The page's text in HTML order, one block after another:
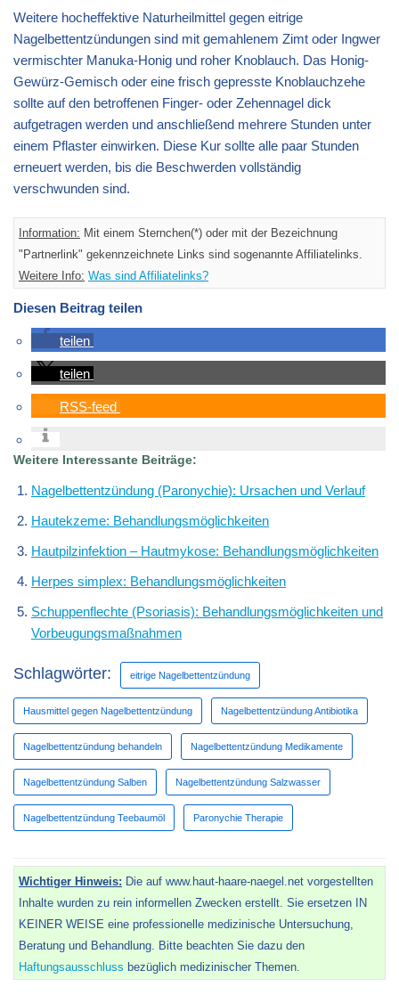
Weitere hocheffektive Naturheilmittel gegen eitrige
Nagelbettentzündungen sind mit gemahlenem Zimt oder Ingwer
vermischter Manuka-Honig und roher Knoblauch. Das Honig-
Gewürz-Gemisch oder eine frisch gepresste Knoblauchzehe
sollte auf den betroffenen Finger- oder Zehennagel dick
aufgetragen werden und anschließend mehrere Stunden unter
einem Pflaster einwirken. Diese Kur sollte alle paar Stunden
erneuert werden, bis die Beschwerden vollständig
verschwunden sind.
Information: Mit einem Sternchen(*) oder mit der Bezeichnung
"Partnerlink" gekennzeichnete Links sind sogenannte Affiliatelinks.
Weitere Info: Was sind Affiliatelinks?
Diesen Beitrag teilen
teilen
teilen
RSS-feed
Weitere Interessante Beiträge:
Nagelbettentzündung (Paronychie): Ursachen und Verlauf
Hautekzeme: Behandlungsmöglichkeiten
Hautpilzinfektion – Hautmykose: Behandlungsmöglichkeiten
Herpes simplex: Behandlungsmöglichkeiten
Schuppenflechte (Psoriasis): Behandlungsmöglichkeiten und
Vorbeugungsmaßnahmen
Schlagwörter: eitrige Nagelbettentzündung
Hausmittel gegen Nagelbettentzündung Nagelbettentzündung Antibiotika
Nagelbettentzündung behandeln Nagelbettentzündung Medikamente
Nagelbettentzündung Salben Nagelbettentzündung Salzwasser
Nagelbettentzündung Teebaumöl Paronychie Therapie
Wichtiger Hinweis: Die auf www.haut-haare-naegel.net vorgestellten
Inhalte wurden zu rein informellen Zwecken erstellt. Sie ersetzen IN
KEINER WEISE eine professionelle medizinische Untersuchung,
Beratung und Behandlung. Bitte beachten Sie dazu den
Haftungsausschluss bezüglich medizinischer Themen.